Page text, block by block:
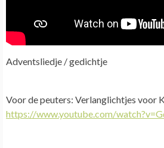
Adventsliedje / gedichtje
Voor de peuters: Verlanglichtjes voor
https://www.youtube.com/